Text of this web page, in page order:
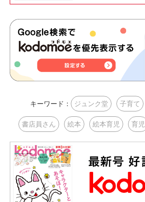
キーワード： ジュンク堂 子育て
書店員さん 絵本 絵本育児 育児